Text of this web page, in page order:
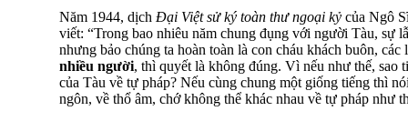
Năm 1944, dịch Đại Việt sử ký toàn thư ngoại kỷ của Ngô
viết: “Trong bao nhiêu năm chung đụng với người Tàu, sự
nhưng bảo chúng ta hoàn toàn là con cháu khách buôn,
nhiều người, thì quyết là không đúng. Vì nếu như thế, sao
của Tàu về tự pháp? Nếu cùng chung một giống tiếng thì
ngôn, về thổ âm, chớ không thể khác nhau về tự pháp như